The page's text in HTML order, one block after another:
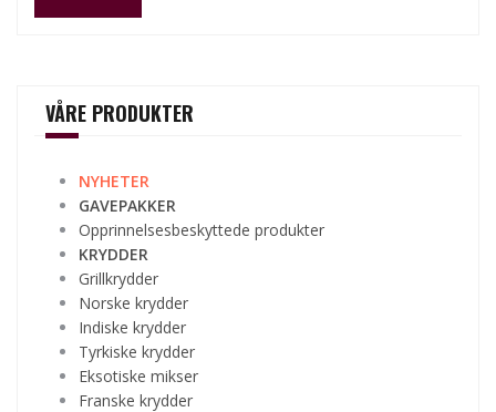
VÅRE PRODUKTER
NYHETER
GAVEPAKKER
Opprinnelsesbeskyttede produkter
KRYDDER
Grillkrydder
Norske krydder
Indiske krydder
Tyrkiske krydder
Eksotiske mikser
Franske krydder